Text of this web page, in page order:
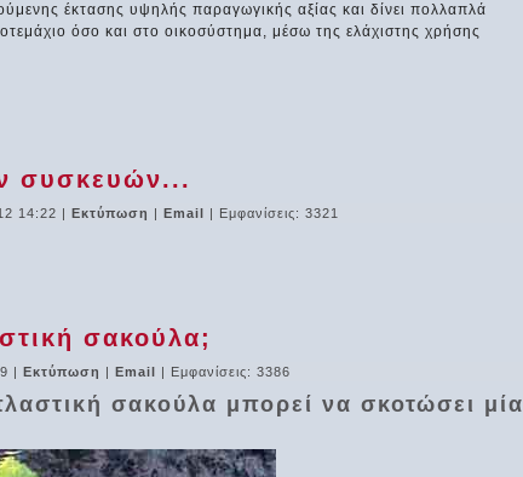
έκτασης υψηλής παραγωγικής αξίας και δίνει πολλαπλά
όσο και στο οικοσύστημα, μέσω της ελάχιστης χρήσης
συσκευών...
14:22 | Εκτύπωση | Email | Εμφανίσεις: 3321
σακούλα;
| Εκτύπωση | Email | Εμφανίσεις: 3386
σακούλα μπορεί να σκοτώσει μία